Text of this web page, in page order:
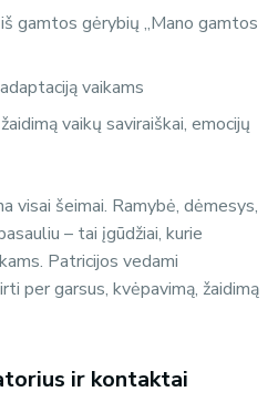
gamtos gėrybių „Mano gamtos
vaikams
vaikų saviraiškai, emocijų
visai šeimai. Ramybė, dėmesys,
– tai įgūdžiai, kurie
Patricijos vedami
per garsus, kvėpavimą, žaidimą
ir kontaktai